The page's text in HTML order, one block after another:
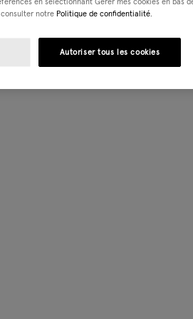
en sélectionnant Gérer mes cookies en bas
notre Politique de confidentialité.
Autoriser tous les cookies